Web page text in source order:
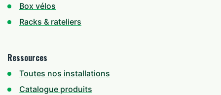
Box vélos
Racks & rateliers
Ressources
Toutes nos installations
Catalogue produits